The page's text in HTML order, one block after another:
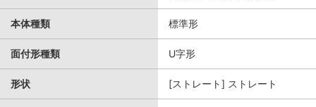
本体種類 標準形
面付形種類 U字形
形状 [ストレート] ストレート